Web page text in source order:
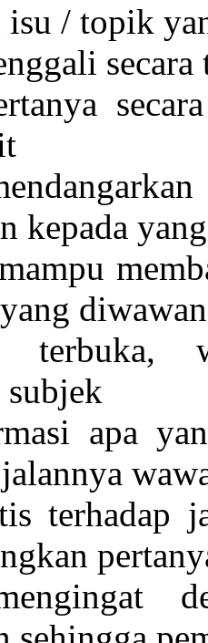
isu / topik
kepada
terbuka,
subjek
apa
terhadap